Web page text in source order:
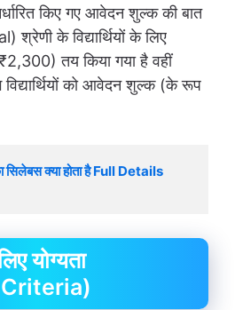
किए गए आवेदन शुल्क की बात
श्रेणी के विद्यार्थियों के लिए
तय किया गया है वहीं
विद्यार्थियों को आवेदन शुल्क (के रूप
सिलेबस क्या होता है Full Details
योग्यता